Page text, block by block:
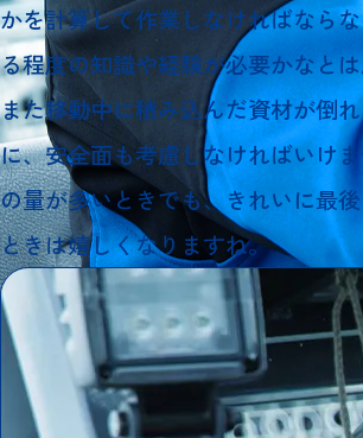
かを計算して作業しなければなら
る程度の知識や経験が必要かなと
また移動中に積み込んだ資材が倒
に、安全面も考慮しなければいけ
の量が多いときでも、きれいに最
ときは嬉しくなりますね。